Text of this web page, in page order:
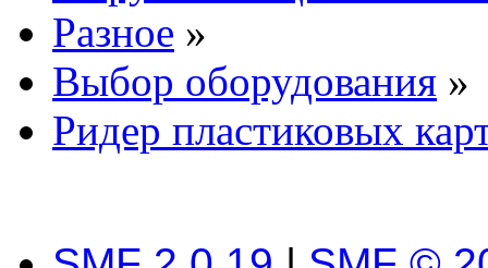
Разное »
Выбор оборудования »
Ридер пластиковых